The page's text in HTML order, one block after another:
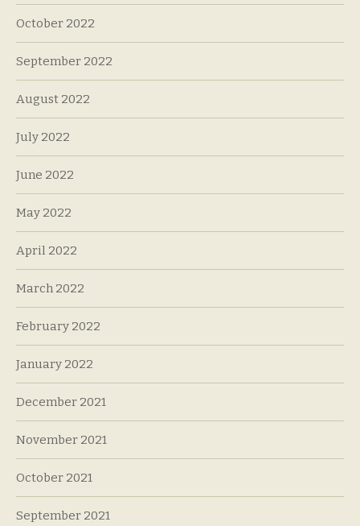
October 2022
September 2022
August 2022
July 2022
June 2022
May 2022
April 2022
March 2022
February 2022
January 2022
December 2021
November 2021
October 2021
September 2021